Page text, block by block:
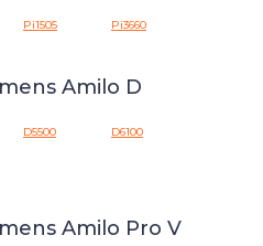
Pi1505 Pi3660
Amilo D
D5500 D6100
Amilo Pro V